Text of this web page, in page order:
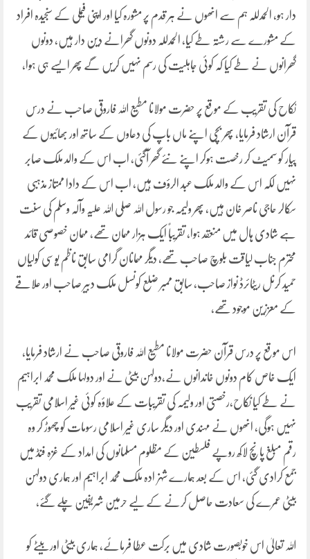
دار ہو، الحمدللہ ہم سے انھوں نے ہر قدم پر مشورہ کیا اور اپنی فیملی کے سنجیدہ افراد
کے مشورے سے رشتہ طے کیا، الحمدللہ دونوں گھرانے دین دار ہیں، دونوں
گھرانوں نے طے کیا کہ کوئی جاہلیت کی رسم نہیں کریں گے پھر ایسے ہی ہوا،
نکاح کی تقریب کے موقع پر حضرت مولانا مطیع اللہ فاروقی صاحب نے درس
قرآن ارشاد فرمایا، پھر بچی اپنے ماں باپ کی دعاوں کے ساتھ اور بھائیوں کے
پیار کو سمیٹ کر رخصت ہوکر اپنے نئے گھر آگئی، اب اس کے والد ملک صابر
نہیں لکہ اس کے والد ملک عبد الرؤف ہیں، اب اس کے دادا ممتاز مذہبی
سکالر حاجی ناصر خان ہیں، پھر ولیمہ جو رسول اللہ صلی اللہ علیہ وآلہ وسلم کی سنت
ہے شادی ہال میں منعقد ہوا، تقریباً ایک ہزار مہمان تھے، مہمان خصوصی قائد
محترم جناب لیاقت بلوچ صاحب تھے، دیگر مہمانان گرامی سابق ناظم یوسی کولیاں
حمید کرنل ریٹائرڈ نواز صاحب، سابق ممبر ضلع کونسل ملک دبیر صاحب اور علاقے
کے معززین موجود تھے،
اس موقع پر درس قرآن حضرت مولانا مطیع اللہ فاروقی صاحب نے ارشاد فرمایا،
ایک خاص کام دونوں خاندانوں نے،دولہن بیٹی نے اور دولہا ملک محمد ابراہیم
نے طے کیا نکاح،رخصتی اور ولیمہ کی تقریبات کے علاؤہ کوئی غیر اسلامی تقریب
نہیں ہوگی، انھوں نے مہندی اور دیگر ساری غیر اسلامی رسومات کو چھوڑ کر وہ
رقم مبلغ پانچ لاکھ روپے فلسطین کے مظلوم مسلمانوں کی امداد کے غزہ فنڈ میں
جمع کرادی گئی، اس کے بعد ہمارے شہزادہ ملک محمد ابراہیم اور ہماری دولہن
بیٹی عمرے کی سعادت حاصل کرنے کے لیے حرمین شریفین چلے گئے،
اللہ تعالیٰ اس خوبصورت شادی میں برکت عطا فرمائے، ہماری بیٹی اور بیٹے کو